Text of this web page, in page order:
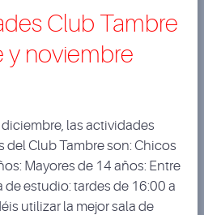
Club Tambre
y noviembre
las actividades
del Club Tambre son: Chicos
Mayores de 14 años: Entre
de estudio: tardes de 16:00 a
utilizar la mejor sala de